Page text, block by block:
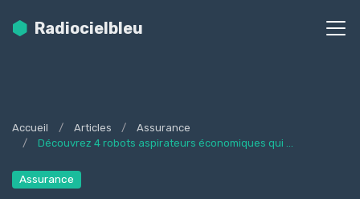
Radiocielbleu
Accueil Articles
Assurance
Découvrez 4 robots aspirateurs économiques qui ...
Assurance